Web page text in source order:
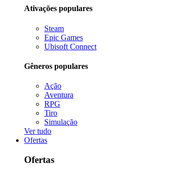
Ativações populares
Steam
Epic Games
Ubisoft Connect
Gêneros populares
Ação
Aventura
RPG
Tiro
Simulação
Ver tudo
Ofertas
Ofertas